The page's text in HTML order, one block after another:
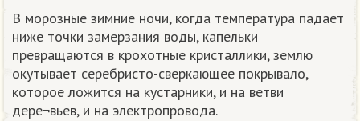
В морозные зимние ночи, когда температура падает
ниже точки замерзания воды, капельки
превращаются в крохотные кристаллики, землю
окутывает серебристо-сверкающее покрывало,
которое ложится на кустарники, и на ветви
дере¬вьев, и на электропровода.